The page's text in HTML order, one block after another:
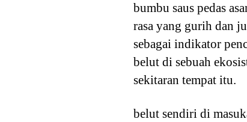
bumbu saus pedas
rasa yang gurih dan
sebagai indikator
belut di sebuah
sekitaran tempat itu.
belut sendiri di